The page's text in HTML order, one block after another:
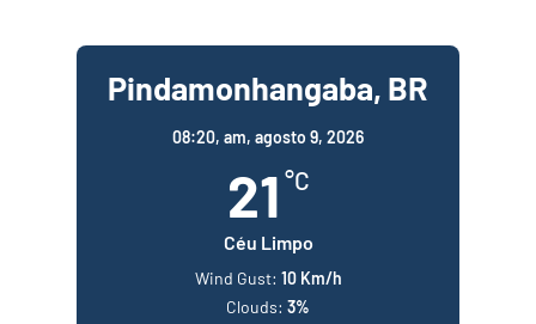
Pindamonhangaba, BR
08:20, am, agosto 9, 2026
21 °C
Céu Limpo
Wind Gust: 10 Km/h
Clouds: 3%